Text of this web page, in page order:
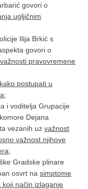
govori o
ugljičnim
Ilija Brkić s
govori o
pravovremene
kako postupati u
;
i voditelja Grupacije
Dejana
vezanih uzvažnost
važnost njihove
;
Gradske plinare
osvrt nasimptome
način izlaganje